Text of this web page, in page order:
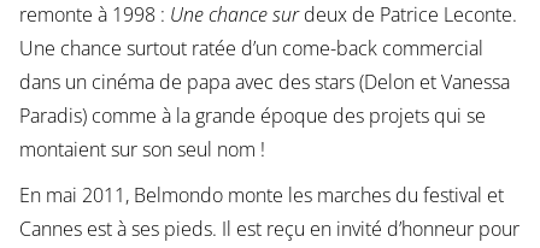
remonte à 1998 : Une chance surdeux de Patrice Leconte.
Une chance surtout ratée d’un come-back commercial
dans un cinéma de papa avec des stars (Delon et Vanessa
Paradis) comme à la grande époque des projets qui se
montaient sur son seul nom !
En mai 2011, Belmondo monte les marches du festival et
Cannes est à ses pieds. Il est reçu en invité d’honneur pour